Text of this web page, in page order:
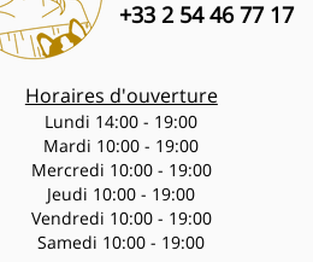
+33 2 54 46 77 17
Horaires d'ouverture
Lundi 14:00 - 19:00
Mardi 10:00 - 19:00
Mercredi 10:00 - 19:00
Jeudi 10:00 - 19:00
Vendredi 10:00 - 19:00
Samedi 10:00 - 19:00